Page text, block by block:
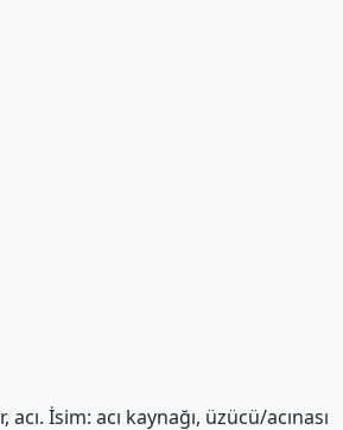
İsim: acı kaynağı, üzücü/acınası